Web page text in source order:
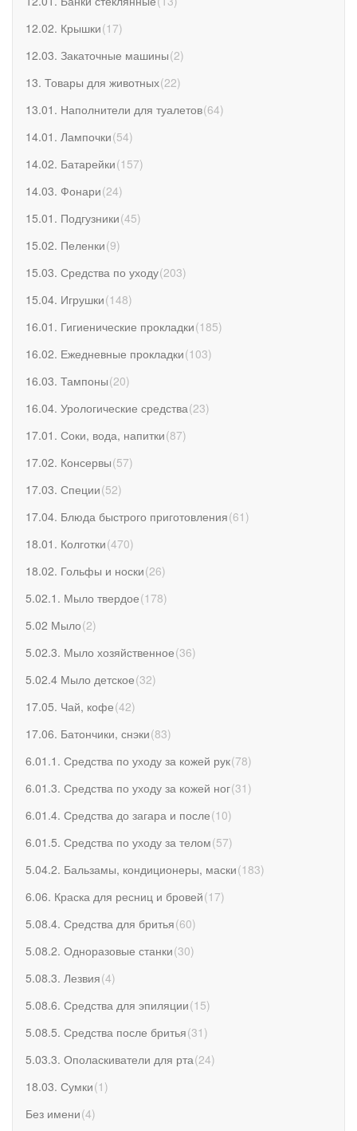
12.02. Крышки(17)
12.03. Закаточные машины(2)
13. Товары для животных(22)
13.01. Наполнители для туалетов(64)
14.01. Лампочки(54)
14.02. Батарейки(157)
14.03. Фонари(24)
15.01. Подгузники(45)
15.02. Пеленки(9)
15.03. Средства по уходу(203)
15.04. Игрушки(148)
16.01. Гигиенические прокладки(185)
16.02. Ежедневные прокладки(103)
16.03. Тампоны(20)
16.04. Урологические средства(23)
17.01. Соки, вода, напитки(87)
17.02. Консервы(57)
17.03. Специи(52)
17.04. Блюда быстрого приготовления(61 )
18.01. Колготки(470)
18.02. Гольфы и носки(26)
5.02.1. Мыло твердое(178)
5.02 Мыло(2)
5.02.3. Мыло хозяйственное(36)
5.02.4 Мыло детское(32)
17.05. Чай, кофе(42)
17.06. Батончики, снэки(83)
6.01.1. Средства по уходу за кожей рук(78)
6.01.3. Средства по уходу за кожей ног(31 )
6.01.4. Средства до загара и после(10)
6.01.5. Средства по уходу за телом(57)
5.04.2. Бальзамы, кондиционеры, маски(183)
6.06. Краска для ресниц и бровей(17)
5.08.4. Средства для бритья(60)
5.08.2. Одноразовые станки(30)
5.08.3. Лезвия(4)
5.08.6. Средства для эпиляции(15)
5.08.5. Средства после бритья(31 )
5.03.3. Ополаскиватели для рта(24)
18.03. Сумки(1 )
Без имени(4)